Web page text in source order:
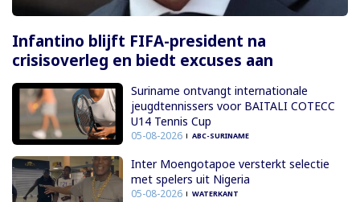
Infantino blijft FIFA-president na
crisisoverleg en biedt excuses aan
Suriname ontvangt internationale
jeugdtennissers voor BAITALI COTECC
U14 Tennis Cup
05-08-2026 ABC-SURINAME
Inter Moengotapoe versterkt selectie
met spelers uit Nigeria
05-08-2026 WATERKANT